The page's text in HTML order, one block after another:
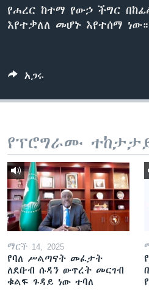
የሐረር ከተማ የውኃ ችግር
እየተቃለለ መሆኑ እየተሰማ ነው።
አጋሩ
የፕሮግራሙ
ማርች 14, 2025
የባለ ሥልጣናት መፈታት
ለደቡብ ሱዳን ውጥረት መርገብ
ቁልፍ ጉዳይ ነው ተባለ